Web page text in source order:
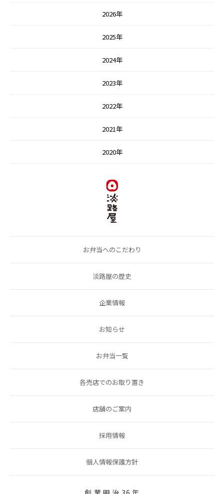
2026年
2025年
2024年
2023年
2022年
2021年
2020年
お弁当へのこだわり
淡路屋の歴史
企業情報
お知らせ
お弁当一覧
各売店でのお取り置き
店舗のご案内
採用情報
個人情報保護方針